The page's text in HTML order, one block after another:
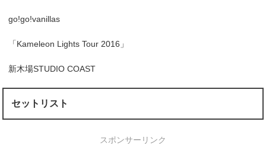
go!go!vanillas
「Kameleon Lights Tour 2016」
新木場STUDIO COAST
セットリスト
スポンサーリンク